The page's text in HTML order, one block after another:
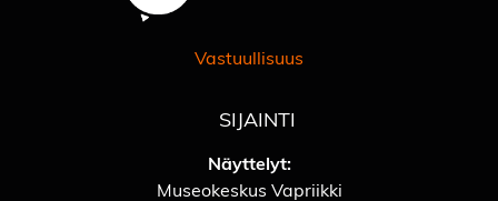
Vastuullisuus
SIJAINTI
Näyttelyt:
Museokeskus Vapriikki